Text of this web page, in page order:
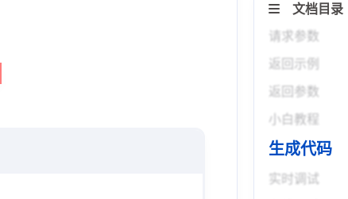
文档目录
请求参数
返回示例
返回参数
小白教程
生成代码
实时调试